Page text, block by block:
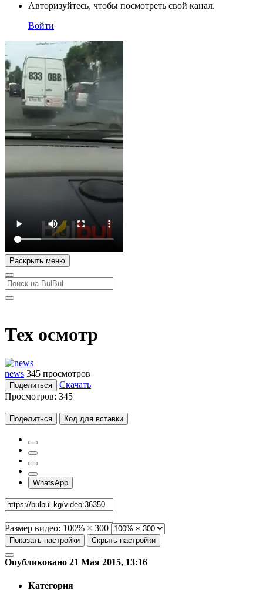
Авторизуйтесь, чтобы посмотреть свой канал.
Войти
Раскрыть меню
Тех осмотр
news 345 просмотров
Поделиться
Скачать
Просмотров: 345
Поделиться Код для вставки
WhatsApp
Размер видео: 100% × 300
Показать настройки Скрыть настройки
Опубликовано 21 Мая 2015, 13:16
Категория